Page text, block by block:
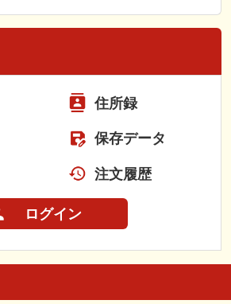
住所録
保存データ
注文履歴
ログイン